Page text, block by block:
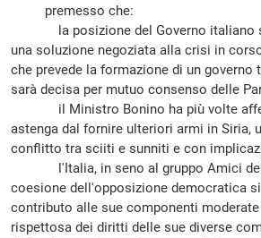
premesso che:
la posizione del Governo italiano
una soluzione negoziata alla crisi in
che prevede la formazione di un
sarà decisa per mutuo consenso delle
il Ministro Bonino ha più volte
astenga dal fornire ulteriori armi in Siria,
conflitto tra sciiti e sunniti e con
l'Italia, in seno al gruppo Amici della
coesione dell'opposizione democratica
contributo alle sue componenti
rispettosa dei diritti delle sue diverse